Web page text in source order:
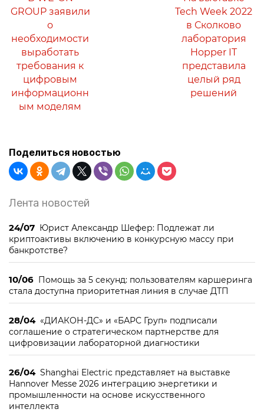
GROUP заявили
о
необходимости
выработать
требования к
цифровым
информационн
ым моделям
Tech Week 2022
в Сколково
лаборатория
Hopper IT
представила
целый ряд
решений
Поделиться новостью
Лента новостей
24/07 Юрист Александр Шефер: Подлежат ли
криптоактивы включению в конкурсную массу при
банкротстве?
10/06 Помощь за 5 секунд: пользователям каршеринга
стала доступна приоритетная линия в случае ДТП
28/04 «ДИАКОН-ДС» и «БАРС Груп» подписали
соглашение о стратегическом партнерстве для
цифровизации лабораторной диагностики
26/04 Shanghai Electric представляет на выставке
Hannover Messe 2026 интеграцию энергетики и
промышленности на основе искусственного
интеллекта